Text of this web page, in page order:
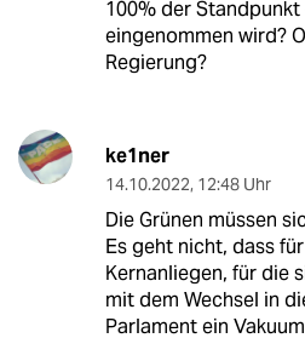
100% der Standpunkt
eingenommen wird?
Regierung?
ke1ner
14.10.2022, 12:48 Uhr
Die Grünen müssen
Es geht nicht, dass
Kernanliegen, für die
mit dem Wechsel in
Parlament ein